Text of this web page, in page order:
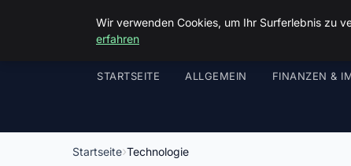
STARTSEITE ALLGEMEIN FINANZEN &
Startseite Technologie
Wir verwenden Cookies, um Ihr Surferlebnis zu
erfahren